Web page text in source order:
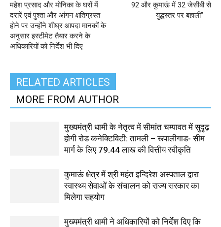
महेश प्रसाद और मोनिका के घरों में
दरारें एवं पुश्ता और आंगन क्षतिग्रस्त
होने पर उन्होंने शीघ्र आपदा मानकों के
अनुसार इस्टीमेट तैयार करने के
अधिकारियों को निर्देश भी दिए
92 और कुमाऊं में 32 जेसीबी से
युद्धस्तर पर बहाली”
RELATED ARTICLES
MORE FROM AUTHOR
मुख्यमंत्री धामी के नेतृत्व में सीमांत चम्पावत में सुदृढ़
होगी रोड कनेक्टिविटी: तामली – रूपालीगाड- सीम
मार्ग के लिए ₹79.44 लाख की वित्तीय स्वीकृति
कुमाऊं क्षेत्र में श्री महंत इन्दिरेश अस्पताल द्वारा
स्वास्थ्य सेवाओं के संचालन को राज्य सरकार का
मिलेगा सहयोग
मुख्यमंत्री धामी ने अधिकारियों को निर्देश दिए कि